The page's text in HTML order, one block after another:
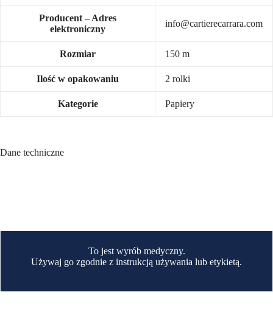
Producent – Adres
elektroniczny
info@cartierecarrara.com
Rozmiar 150 m
Ilość w opakowaniu 2 rolki
Kategorie Papiery
Dane techniczne
To jest wyrób medyczny.
Używaj go zgodnie z instrukcją używania lub etykietą.